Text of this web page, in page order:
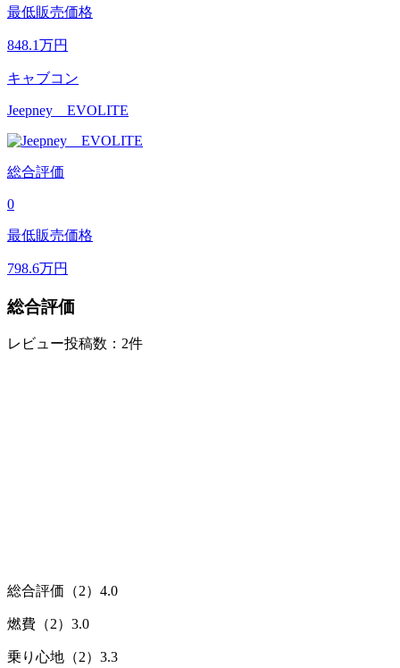
最低販売価格
848.1万円
キャブコン
Jeepney EVOLITE
総合評価
0
最低販売価格
798.6万円
総合評価
レビュー投稿数：2件
総合評価（2） 4.0
燃費（2） 3.0
乗り心地（2） 3.3